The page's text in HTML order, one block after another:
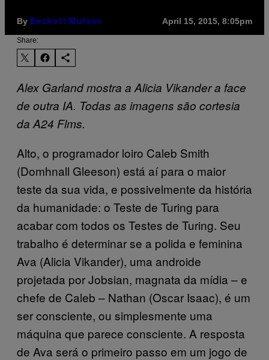
By Beckett Mufson April 15, 2015, 8:05pm
Share:
Alex Garland mostra a Alicia Vikander a face
de outra IA. Todas as imagens são cortesia
da A24 Flms.
Alto, o programador loiro Caleb Smith
(Domhnall Gleeson) está aí para o maior
teste da sua vida, e possivelmente da história
da humanidade: o Teste de Turing para
acabar com todos os Testes de Turing. Seu
trabalho é determinar se a polida e feminina
Ava (Alicia Vikander), uma androide
projetada por Jobsian, magnata da mídia – e
chefe de Caleb – Nathan (Oscar Isaac), é um
ser consciente, ou simplesmente uma
máquina que parece consciente. A resposta
de Ava será o primeiro passo em um jogo de